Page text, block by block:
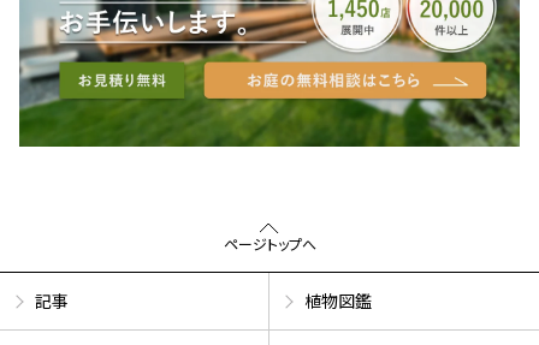
ページトップへ
記事 植物図鑑